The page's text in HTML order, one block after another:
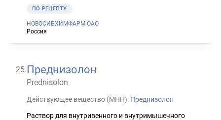
ПО РЕЦЕПТУ
НОВОСИБХИМФАРМ ОАО
Россия
25.Преднизолон
Prednisolon
Действующее вещество (МНН): Преднизолон
Раствор для внутривенного и внутримышечного